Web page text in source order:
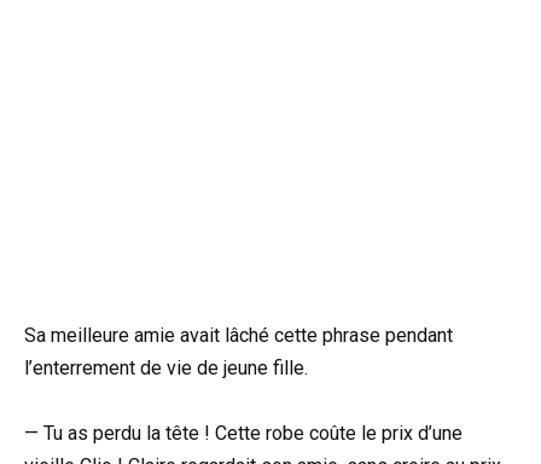
Sa meilleure amie avait lâché cette phrase pendant
l’enterrement de vie de jeune fille.
— Tu as perdu la tête ! Cette robe coûte le prix d’une